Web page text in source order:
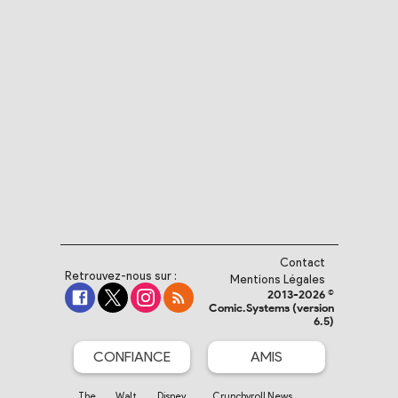
Retrouvez-nous sur :
Contact
Mentions Légales
2013-2026 ©
Comic.Systems (version
6.5)
CONFIANCE AMIS